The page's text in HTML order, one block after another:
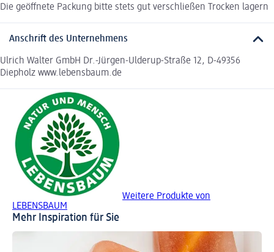
Die geöffnete Packung bitte stets gut verschließen Trocken lagern
Anschrift des Unternehmens
Ulrich Walter GmbH Dr.-Jürgen-Ulderup-Straße 12, D-49356
Diepholz www.lebensbaum.de
Weitere Produkte von
LEBENSBAUM
Mehr Inspiration für Sie